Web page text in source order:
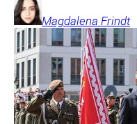
Magdalena Frindt